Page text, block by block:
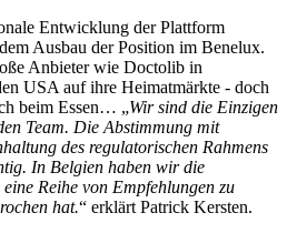
Entwicklung der Plattform
Ausbau der Position im Benelux.
Anbieter wie Doctolib in
USA auf ihre Heimatmärkte - doch
beim Essen… „Wir sind die Einzigen
Team. Die Abstimmung mit
des regulatorischen Rahmens
In Belgien haben wir die
Reihe von Empfehlungen zu
hat.“ erklärt Patrick Kersten.